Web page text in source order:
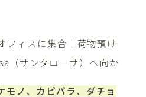
フィスに集合｜荷物預け
（サンタローサ）へ向か
モノ、カピパラ、ダチョ